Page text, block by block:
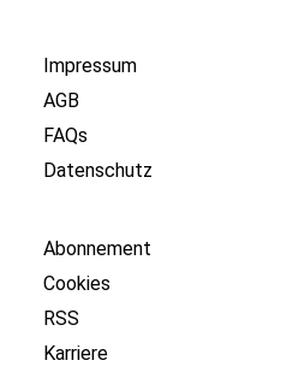
Impressum
AGB
FAQs
Datenschutz
Abonnement
Cookies
RSS
Karriere